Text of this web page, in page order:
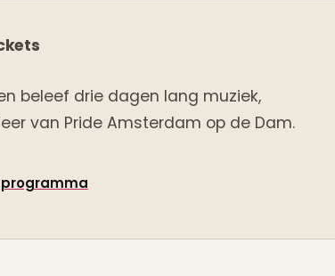
beleef drie dagen lang muziek,
van Pride Amsterdam op de Dam.